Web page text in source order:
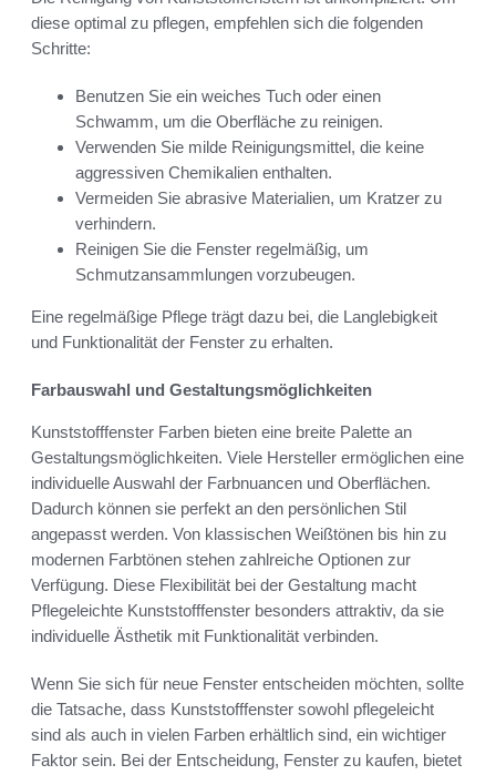
diese optimal zu pflegen, empfehlen sich die folgenden
Schritte:
Benutzen Sie ein weiches Tuch oder einen
Schwamm, um die Oberfläche zu reinigen.
Verwenden Sie milde Reinigungsmittel, die keine
aggressiven Chemikalien enthalten.
Vermeiden Sie abrasive Materialien, um Kratzer zu
verhindern.
Reinigen Sie die Fenster regelmäßig, um
Schmutzansammlungen vorzubeugen.
Eine regelmäßige Pflege trägt dazu bei, die Langlebigkeit
und Funktionalität der Fenster zu erhalten.
Farbauswahl und Gestaltungsmöglichkeiten
Kunststofffenster Farben bieten eine breite Palette an
Gestaltungsmöglichkeiten. Viele Hersteller ermöglichen eine
individuelle Auswahl der Farbnuancen und Oberflächen.
Dadurch können sie perfekt an den persönlichen Stil
angepasst werden. Von klassischen Weißtönen bis hin zu
modernen Farbtönen stehen zahlreiche Optionen zur
Verfügung. Diese Flexibilität bei der Gestaltung macht
Pflegeleichte Kunststofffenster besonders attraktiv, da sie
individuelle Ästhetik mit Funktionalität verbinden.
Wenn Sie sich für neue Fenster entscheiden möchten, sollte
die Tatsache, dass Kunststofffenster sowohl pflegeleicht
sind als auch in vielen Farben erhältlich sind, ein wichtiger
Faktor sein. Bei der Entscheidung, Fenster zu kaufen, bietet